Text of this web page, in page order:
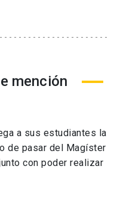
mención
a sus estudiantes la
de pasar del Magíster
con poder realizar